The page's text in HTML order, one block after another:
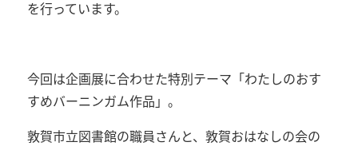
を行っています。
今回は企画展に合わせた特別テーマ「わたしのおす
すめバーニンガム作品」。
敦賀市立図書館の職員さんと、敦賀おはなしの会の